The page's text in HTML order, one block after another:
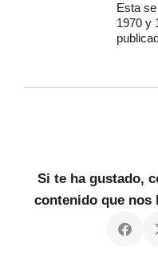
Esta
1970 y
Si te ha gustado,
contenido que nos